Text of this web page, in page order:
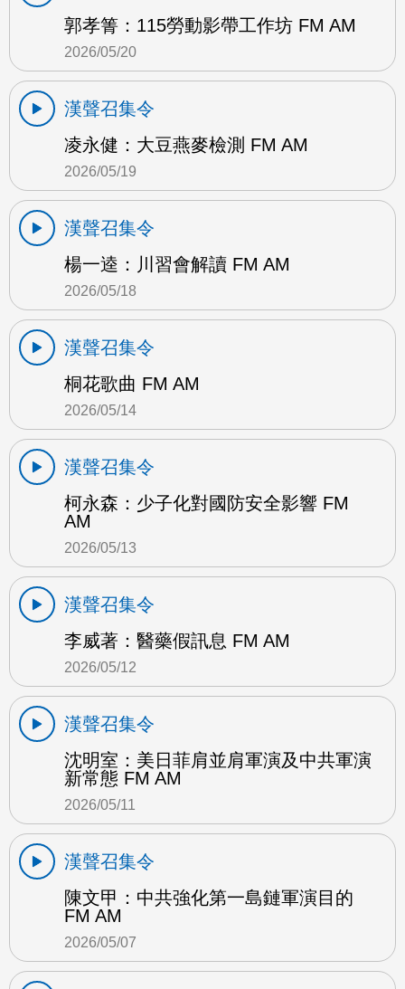
郭孝箐：115勞動影帶工作坊 FM AM
2026/05/20
漢聲召集令
凌永健：大豆燕麥檢測 FM AM
2026/05/19
漢聲召集令
楊一逵：川習會解讀 FM AM
2026/05/18
漢聲召集令
桐花歌曲 FM AM
2026/05/14
漢聲召集令
柯永森：少子化對國防安全影響 FM
AM
2026/05/13
漢聲召集令
李威著：醫藥假訊息 FM AM
2026/05/12
漢聲召集令
沈明室：美日菲肩並肩軍演及中共軍演
新常態 FM AM
2026/05/11
漢聲召集令
陳文甲：中共強化第一島鏈軍演目的
FM AM
2026/05/07